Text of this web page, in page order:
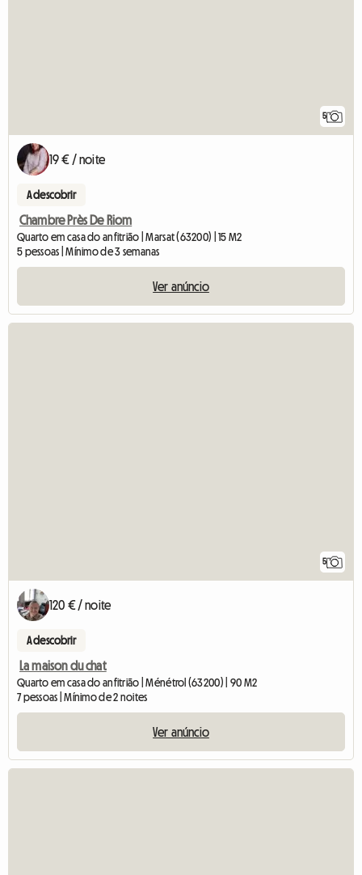
5
19 € / noite
A descobrir
Chambre Près De Riom
Quarto em casa do anfitrião | Marsat (63200) | 15 M2
5 pessoas | Mínimo de 3 semanas
Ver anúncio
5
120 € / noite
A descobrir
La maison du chat
Quarto em casa do anfitrião | Ménétrol (63200) | 90 M2
7 pessoas | Mínimo de 2 noites
Ver anúncio